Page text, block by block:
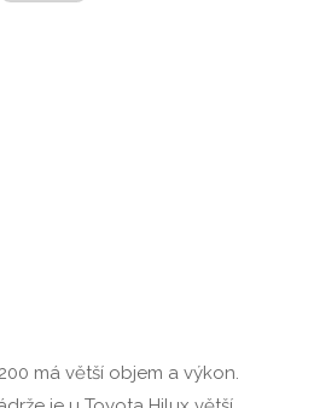
má větší objem a výkon.